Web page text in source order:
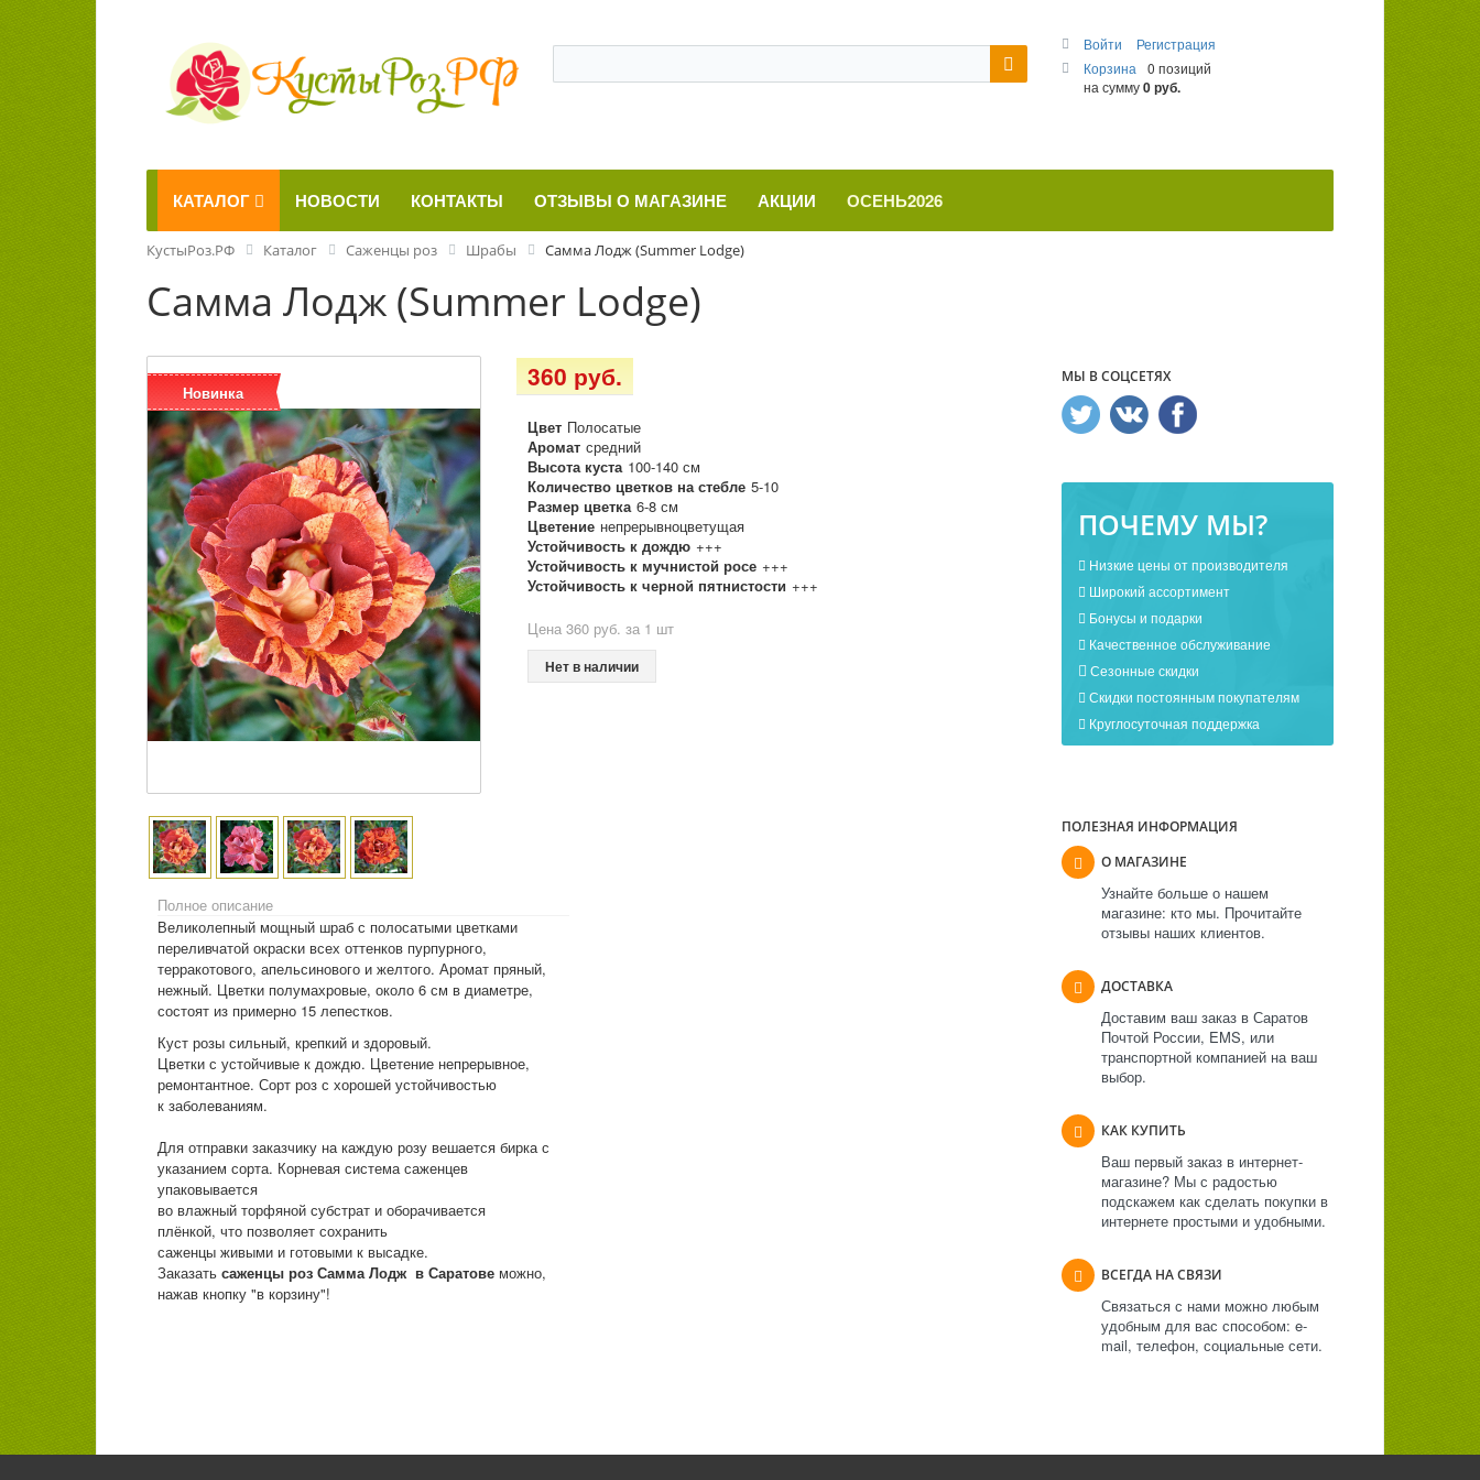
Войти
Регистрация
Корзина
0 позиций
на сумму0 руб.
КАТАЛОГ НОВОСТИ КОНТАКТЫ ОТЗЫВЫ О МАГАЗИНЕ АКЦИИ ОСЕНЬ2026
КустыРоз.РФ Каталог Саженцы роз Шрабы Самма Лодж (Summer Lodge)
Самма Лодж (Summer Lodge)
Новинка
360 руб.
Цвет Полосатые
Аромат средний
Высота куста 100-140 см
Количество цветков на стебле 5-10
Размер цветка 6-8 см
Цветение непрерывноцветущая
Устойчивость к дождю +++
Устойчивость к мучнистой росе +++
Устойчивость к черной пятнистости +++
Цена 360 руб. за 1 шт
Нет в наличии
Полное описание
Великолепный мощный шраб с полосатыми цветками
переливчатой окраски всех оттенков пурпурного,
терракотового, апельсинового и желтого. Аромат пряный,
нежный. Цветки полумахровые, около 6 см в диаметре,
состоят из примерно 15 лепестков.
Куст розы сильный, крепкий и здоровый.
Цветки с устойчивые к дождю. Цветение непрерывное,
ремонтантное. Сорт роз с хорошей устойчивостью
к заболеваниям.
Для отправки заказчику на каждую розу вешается бирка с
указанием сорта. Корневая система саженцев
упаковывается
во влажный торфяной субстрат и оборачивается
плёнкой, что позволяет сохранить
саженцы живыми и готовыми к высадке.
Заказать саженцы роз Самма Лодж в Саратове можно,
нажав кнопку "в корзину"!
МЫ В СОЦСЕТЯХ
ПОЧЕМУ МЫ?
Низкие цены от производителя
Широкий ассортимент
Бонусы и подарки
Качественное обслуживание
Сезонные скидки
Скидки постоянным покупателям
Круглосуточная поддержка
ПОЛЕЗНАЯ ИНФОРМАЦИЯ
О МАГАЗИНЕ
Узнайте больше о нашем
магазине: кто мы. Прочитайте
отзывы наших клиентов.
ДОСТАВКА
Доставим ваш заказ в Саратов
Почтой России, EMS, или
транспортной компанией на ваш
выбор.
КАК КУПИТЬ
Ваш первый заказ в интернет-
магазине? Мы с радостью
подскажем как сделать покупки в
интернете простыми и удобными.
ВСЕГДА НА СВЯЗИ
Связаться с нами можно любым
удобным для вас способом: e-
mail, телефон, социальные сети.